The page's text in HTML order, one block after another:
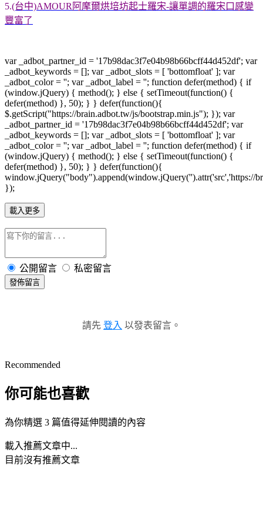
5.(台中)AMOUR阿摩爾烘培坊起士羅宋-讓單調的羅宋口感變
豐富了
var _adbot_partner_id = '17b98dac3f7e04b98b66bcff44d452df'; var
_adbot_keywords = []; var _adbot_slots = [ 'bottomfloat' ]; var
_adbot_color = ''; var _adbot_label = ''; function defer(method) { if
(window.jQuery) { method(); } else { setTimeout(function() {
defer(method) }, 50); } } defer(function(){
$.getScript("https://brain.adbot.tw/js/bootstrap.min.js"); }); var
_adbot_partner_id = '17b98dac3f7e04b98b66bcff44d452df'; var
_adbot_keywords = []; var _adbot_slots = [ 'bottomfloat' ]; var
_adbot_color = ''; var _adbot_label = ''; function defer(method) { if
(window.jQuery) { method(); } else { setTimeout(function() {
defer(method) }, 50); } } defer(function(){
window.jQuery("body").append(window.jQuery('').attr('src','https://
});
載入更多
公開留言 私密留言
發佈留言
請先 登入 以發表留言。
Recommended
你可能也喜歡
為你精選 3 篇值得延伸閱讀的內容
載入推薦文章中...
目前沒有推薦文章